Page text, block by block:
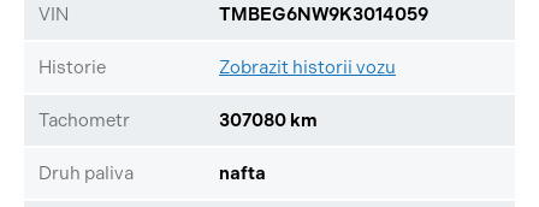
VIN TMBEG6NW9K3014059
Historie Zobrazit historii vozu
Tachometr 307080 km
Druh paliva nafta